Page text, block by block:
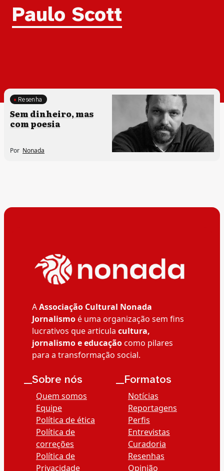
Tag:
Paulo Scott
Processos artísticos
Resenha
Sem dinheiro, mas
com poesia
Por Nonada
AAssociação Cultural Nonada
Jornalismoé uma organização sem fins
lucrativos que articula cultura,
jornalismo e educaçãocomo pilares
para a transformação social.
__Sobre nós
Quem somos
Equipe
Política de ética
Política de
correções
Política de
Privacidade
__Formatos
Notícias
Reportagens
Perfis
Entrevistas
Curadoria
Resenhas
Opinião